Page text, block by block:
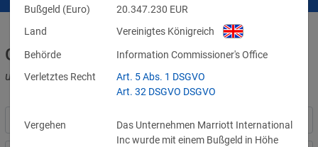
Geldbußen für DSGVO-Verstöße
und für Verletzungen anderer Datenschutzgesetze
Bußgeld (Euro)
20.347.230 EUR
Land
Vereinigtes Königreich
Behörde
Information Commissioner's Office
Verletztes Recht
Art. 5 Abs. 1 DSGVO
Art. 32 DSGVO DSGVO
Vergehen
Das Unternehmen Marriott International
Inc wurde mit einem Bußgeld in Höhe